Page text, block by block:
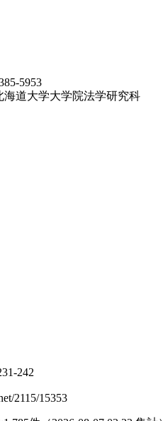
5953
海道大学大学院法学研究科
242
2115/15353